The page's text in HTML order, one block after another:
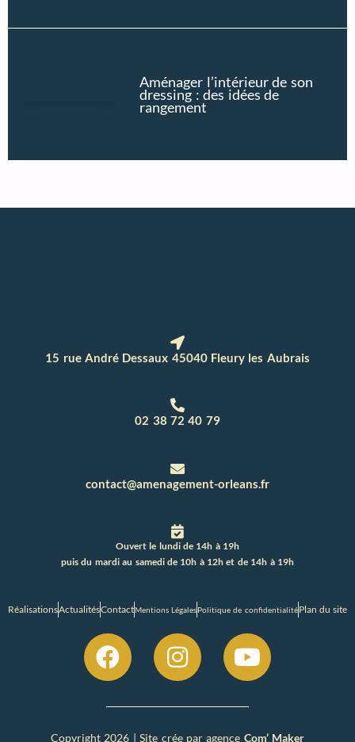
Aménager l’intérieur de son
dressing : des idées de
rangement
15 rue André Dessaux 45040 Fleury les Aubrais
02 38 72 40 79
contact@amenagement-orleans.fr
Ouvert le lundi de 14h à 19h
puis du mardi au samedi de 10h à 12h et de 14h à 19h
RéalisationsActualitésContactMentions LégalesPolitique de confidentialitéPlan du site
Copyright 2026 | Site crée par agence Com’ Maker